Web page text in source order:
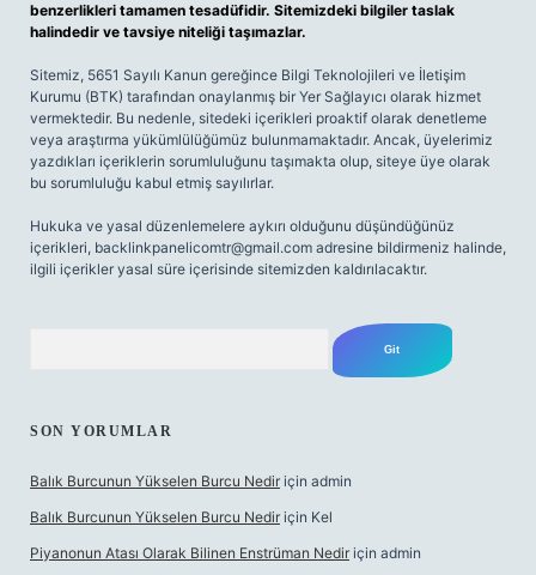
benzerlikleri tamamen tesadüfidir. Sitemizdeki bilgiler taslak
halindedir ve tavsiye niteliği taşımazlar.
Sitemiz, 5651 Sayılı Kanun gereğince Bilgi Teknolojileri ve İletişim
Kurumu (BTK) tarafından onaylanmış bir Yer Sağlayıcı olarak hizmet
vermektedir. Bu nedenle, sitedeki içerikleri proaktif olarak denetleme
veya araştırma yükümlülüğümüz bulunmamaktadır. Ancak, üyelerimiz
yazdıkları içeriklerin sorumluluğunu taşımakta olup, siteye üye olarak
bu sorumluluğu kabul etmiş sayılırlar.
Hukuka ve yasal düzenlemelere aykırı olduğunu düşündüğünüz
içerikleri, backlinkpanelicomtr@gmail.com adresine bildirmeniz halinde,
ilgili içerikler yasal süre içerisinde sitemizden kaldırılacaktır.
SON YORUMLAR
Balık Burcunun Yükselen Burcu Nedir için admin
Balık Burcunun Yükselen Burcu Nedir için Kel
Piyanonun Atası Olarak Bilinen Enstrüman Nedir için admin